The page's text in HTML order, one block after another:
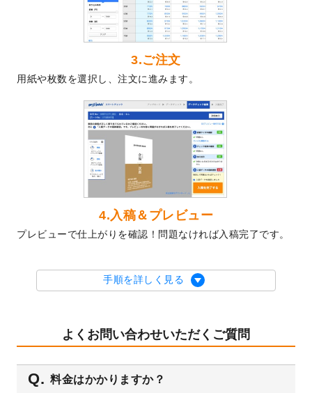
ました！
DMのデザインテンプレートを追加しまし
た。
【新商品】ステッカー
なりました！
2024年版4月始まりのカレンダーデザイン
テンプレートを公開いたしました。
2024年辰年の年賀ポスターデザインテンプ
レート
を公開いたしました。
箔押し年賀状のデザインテンプレート
開いたしました。
クリアファイル、封筒、うちわにてオリジ
ナルデザインで作成できるようになりまし
た！
を公開いたしました。
2023/9/1
2024年版1月始まりのカレンダーデザイン
オリジナルサイズ、変型サイズで作成でき
るようになりました！
2023/8/18
チケットのデザインテンプレートを追加し
ました。
3.ご注文
用紙や枚数を選択し、注文に進みます。
4.入稿＆プレビュー
プレビューで仕上がりを確認！問題なければ入稿完了です。
手順を詳しく見る
よくお問い合わせいただくご質問
料金はかかりますか？